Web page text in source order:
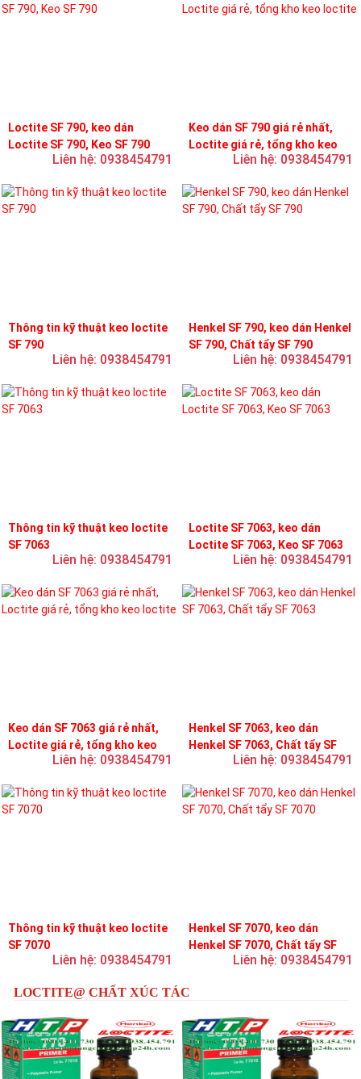
Loctite SF 790, keo dán
Loctite SF 790, Keo SF 790
Liên hệ: 0938454791
Keo dán SF 790 giá rẻ nhất,
Loctite giá rẻ, tổng kho keo
Liên hệ: 0938454791
Thông tin kỹ thuật keo loctite
SF 790
Liên hệ: 0938454791
Henkel SF 790, keo dán Henkel
SF 790, Chất tẩy SF 790
Liên hệ: 0938454791
Thông tin kỹ thuật keo loctite
SF 7063
Liên hệ: 0938454791
Loctite SF 7063, keo dán
Loctite SF 7063, Keo SF 7063
Liên hệ: 0938454791
Keo dán SF 7063 giá rẻ nhất,
Loctite giá rẻ, tổng kho keo
Liên hệ: 0938454791
Henkel SF 7063, keo dán
Henkel SF 7063, Chất tẩy SF
Liên hệ: 0938454791
Thông tin kỹ thuật keo loctite
SF 7070
Liên hệ: 0938454791
Henkel SF 7070, keo dán
Henkel SF 7070, Chất tẩy SF
Liên hệ: 0938454791
LOCTITE@ CHẤT XÚC TÁC